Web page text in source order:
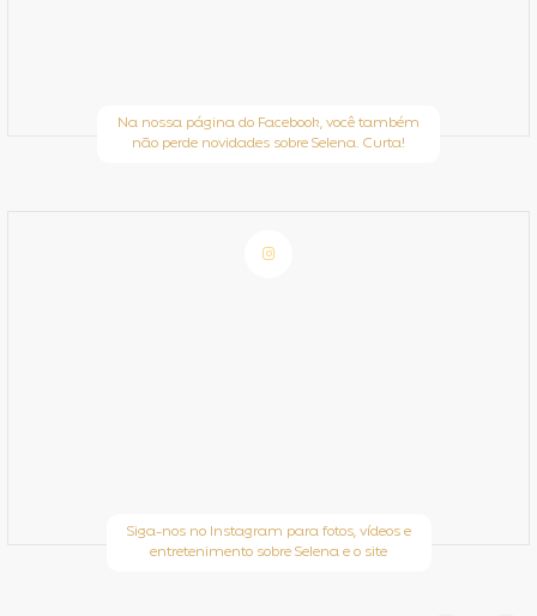
Na nossa página do Facebook, você também
não perde novidades sobre Selena. Curta!
Siga-nos no Instagram para fotos, vídeos e
entretenimento sobre Selena e o site